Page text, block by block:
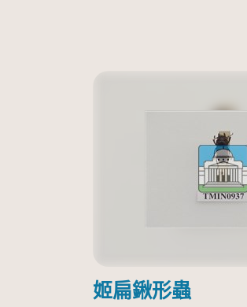
姬扁鍬形蟲